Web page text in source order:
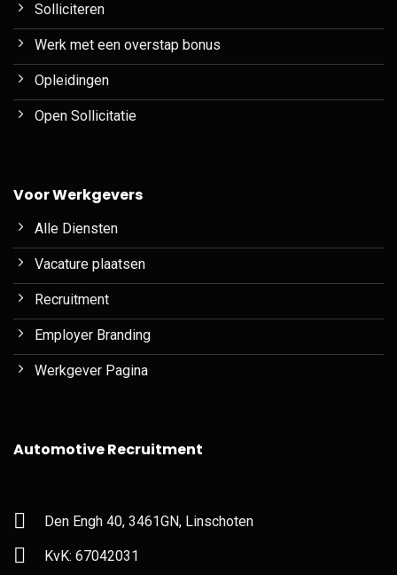
Solliciteren
Werk met een overstap bonus
Opleidingen
Open Sollicitatie
Voor Werkgevers
Alle Diensten
Vacature plaatsen
Recruitment
Employer Branding
Werkgever Pagina
Automotive Recruitment
Den Engh 40, 3461GN, Linschoten
KvK: 67042031